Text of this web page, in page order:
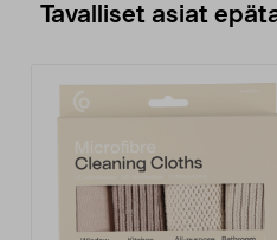
Tavalliset asiat